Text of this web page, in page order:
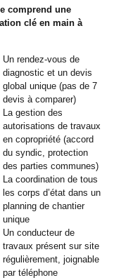
comprend une
clé en main à
Un rendez-vous de
diagnostic et un devis
global unique (pas de 7
devis à comparer)
La gestion des
autorisations de travaux
en copropriété (accord
du syndic, protection
des parties communes)
La coordination de tous
les corps d’état dans un
planning de chantier
unique
Un conducteur de
travaux présent sur site
régulièrement, joignable
par téléphone